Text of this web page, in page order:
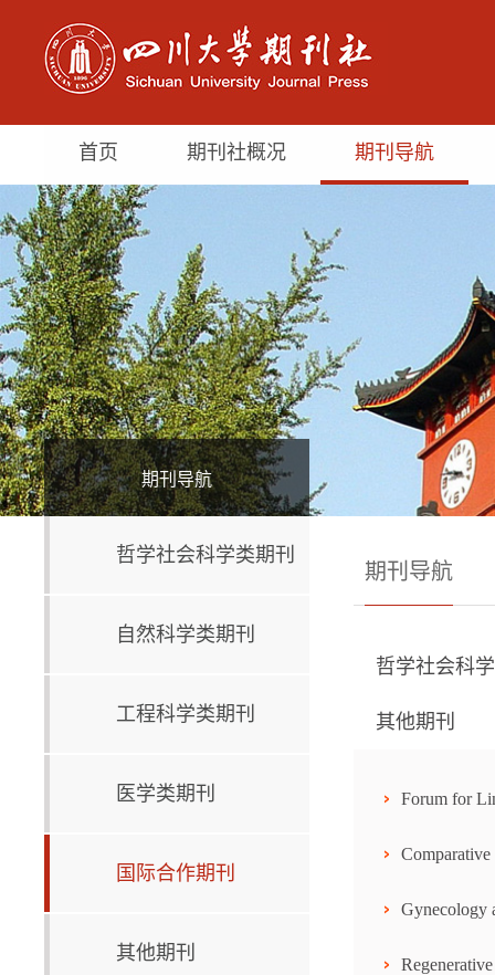
首页 期刊社概况 期刊导航
期刊导航
哲学社会科学类期刊
自然科学类期刊
工程科学类期刊
医学类期刊
国际合作期刊
其他期刊
期刊导航
哲学社会科
其他期刊
Forum for
Gynecology